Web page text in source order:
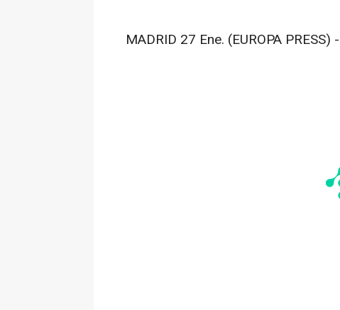
MADRID 27 Ene. (EUROPA PRESS) -